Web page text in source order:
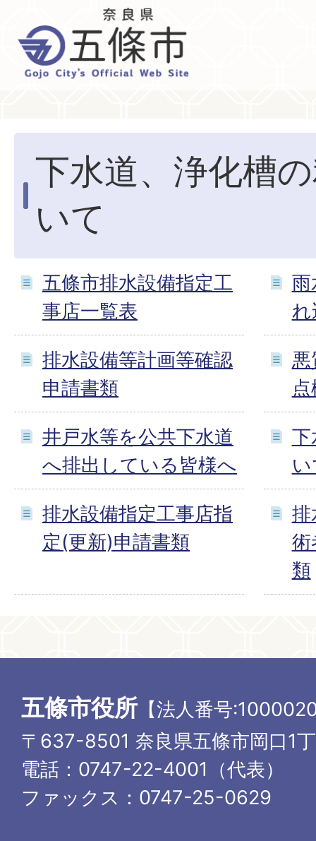
下水道、浄化槽
いて
五條市排水設備指定工
事店一覧表
雨
排水設備等計画等確認
申請書類
井戸水等を公共下水道
へ排出している皆様へ
下
排水設備指定工事店指
定(更新)申請書類
排
術
類
五條市役所 【法人番号
〒637-8501 奈良県五條市岡口1
電話：0747-22-4001（代表）
ファックス：0747-25-0629